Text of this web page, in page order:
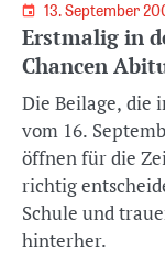
13. September
Erstmalig in
Chancen
Die Beilage, die
vom 16.
öffnen für die
richtig
Schule und
hinterher.